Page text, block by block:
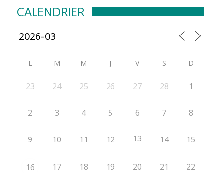
CALENDRIER
L M M J V S D
23 24 25 26 27 28 1
2 3 4 5 6 7 8
9 10 11 12 13 14 15
16 17 18 19 20 21 22